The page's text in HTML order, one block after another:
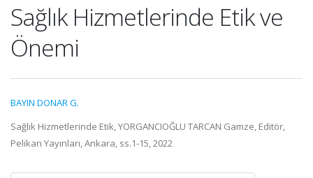
Sağlık Hizmetlerinde Etik ve
Önemi
BAYIN DONAR G.
Sağlık Hizmetlerinde Etik, YORGANCIOĞLU TARCAN Gamze, Editör,
Pelikan Yayınları, Ankara, ss.1-15, 2022